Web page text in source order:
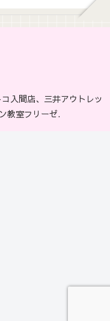
入間店、三井アウトレッ
教室フリーゼ.